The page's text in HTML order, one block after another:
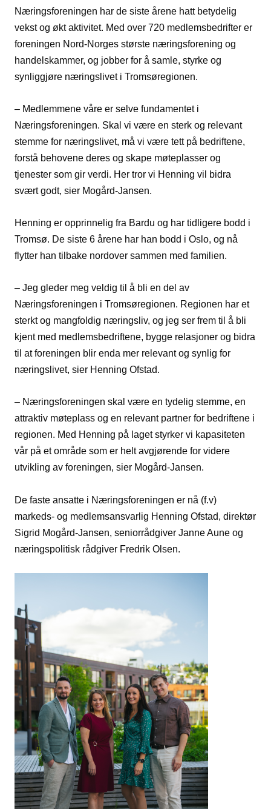
Næringsforeningen har de siste årene hatt betydelig
vekst og økt aktivitet. Med over 720 medlemsbedrifter er
foreningen Nord-Norges største næringsforening og
handelskammer, og jobber for å samle, styrke og
synliggjøre næringslivet i Tromsøregionen.
– Medlemmene våre er selve fundamentet i
Næringsforeningen. Skal vi være en sterk og relevant
stemme for næringslivet, må vi være tett på bedriftene,
forstå behovene deres og skape møteplasser og
tjenester som gir verdi. Her tror vi Henning vil bidra
svært godt, sier Mogård-Jansen.
Henning er opprinnelig fra Bardu og har tidligere bodd i
Tromsø. De siste 6 årene har han bodd i Oslo, og nå
flytter han tilbake nordover sammen med familien.
– Jeg gleder meg veldig til å bli en del av
Næringsforeningen i Tromsøregionen. Regionen har et
sterkt og mangfoldig næringsliv, og jeg ser frem til å bli
kjent med medlemsbedriftene, bygge relasjoner og bidra
til at foreningen blir enda mer relevant og synlig for
næringslivet, sier Henning Ofstad.
– Næringsforeningen skal være en tydelig stemme, en
attraktiv møteplass og en relevant partner for bedriftene i
regionen. Med Henning på laget styrker vi kapasiteten
vår på et område som er helt avgjørende for videre
utvikling av foreningen, sier Mogård-Jansen.
De faste ansatte i Næringsforeningen er nå (f.v)
markeds- og medlemsansvarlig Henning Ofstad, direktør
Sigrid Mogård-Jansen, seniorrådgiver Janne Aune og
næringspolitisk rådgiver Fredrik Olsen.